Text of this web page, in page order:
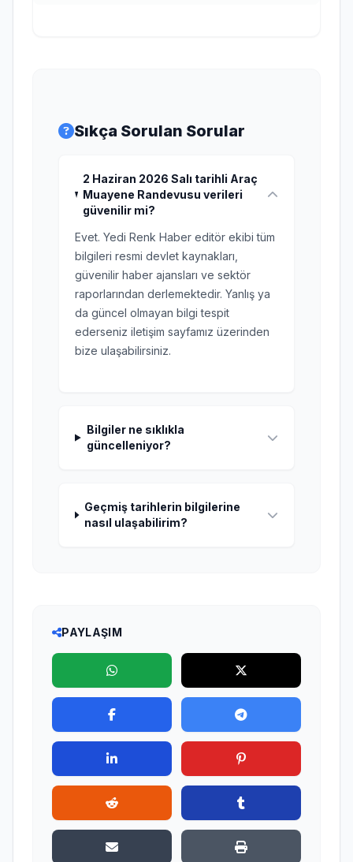
Sıkça Sorulan Sorular
2 Haziran 2026 Salı tarihli Araç
Muayene Randevusu verileri
güvenilir mi?
Evet. Yedi Renk Haber editör ekibi tüm
bilgileri resmi devlet kaynakları,
güvenilir haber ajansları ve sektör
raporlarından derlemektedir. Yanlış ya
da güncel olmayan bilgi tespit
ederseniz iletişim sayfamız üzerinden
bize ulaşabilirsiniz.
Bilgiler ne sıklıkla
güncelleniyor?
Geçmiş tarihlerin bilgilerine
nasıl ulaşabilirim?
PAYLAŞIM